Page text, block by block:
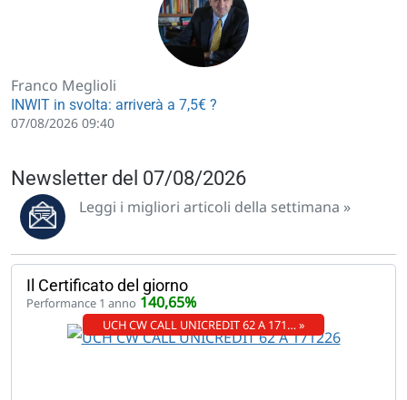
Franco Meglioli
INWIT in svolta: arriverà a 7,5€ ?
07/08/2026 09:40
Newsletter del 07/08/2026
Leggi i migliori articoli della settimana »
Il Certificato del giorno
Performance 1 anno 140,65%
UCH CW CALL UNICREDIT 62 A 171… »